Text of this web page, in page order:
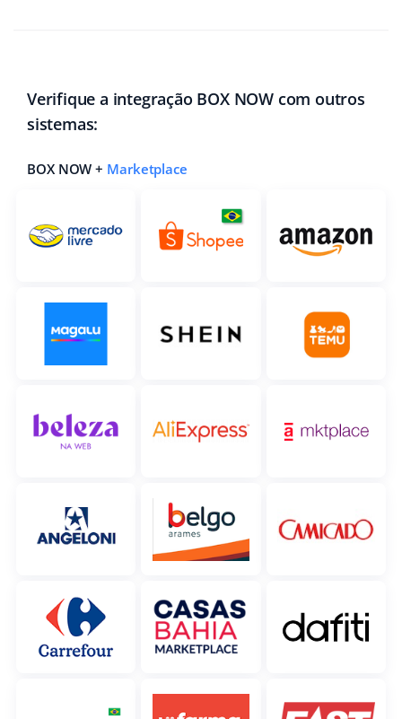
Verifique a integração BOX NOW com outros
sistemas:
BOX NOW + Marketplace